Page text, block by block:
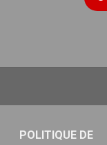
POLITIQUE DE